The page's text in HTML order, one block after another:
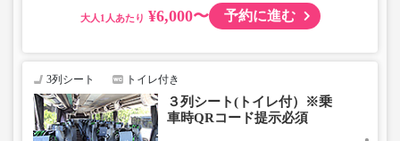
仕様が変更となる場合がございます。あらかじめご了承く
ださい。
大人 ¥6,000〜 予約に進む
3列シート トイレ付き
３列シート(トイレ付）※乗
車時QRコード提示必須